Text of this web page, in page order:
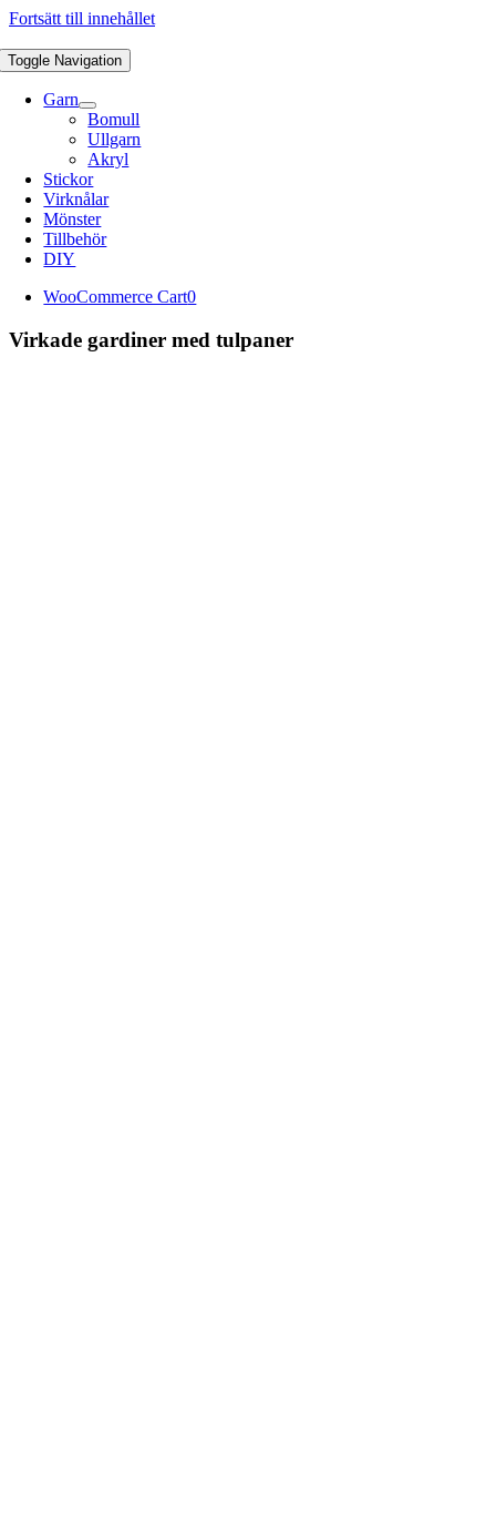
Fortsätt till innehållet
Toggle Navigation
Garn
Bomull
Ullgarn
Akryl
Stickor
Virknålar
Mönster
Tillbehör
DIY
WooCommerce Cart0
Virkade gardiner med tulpaner